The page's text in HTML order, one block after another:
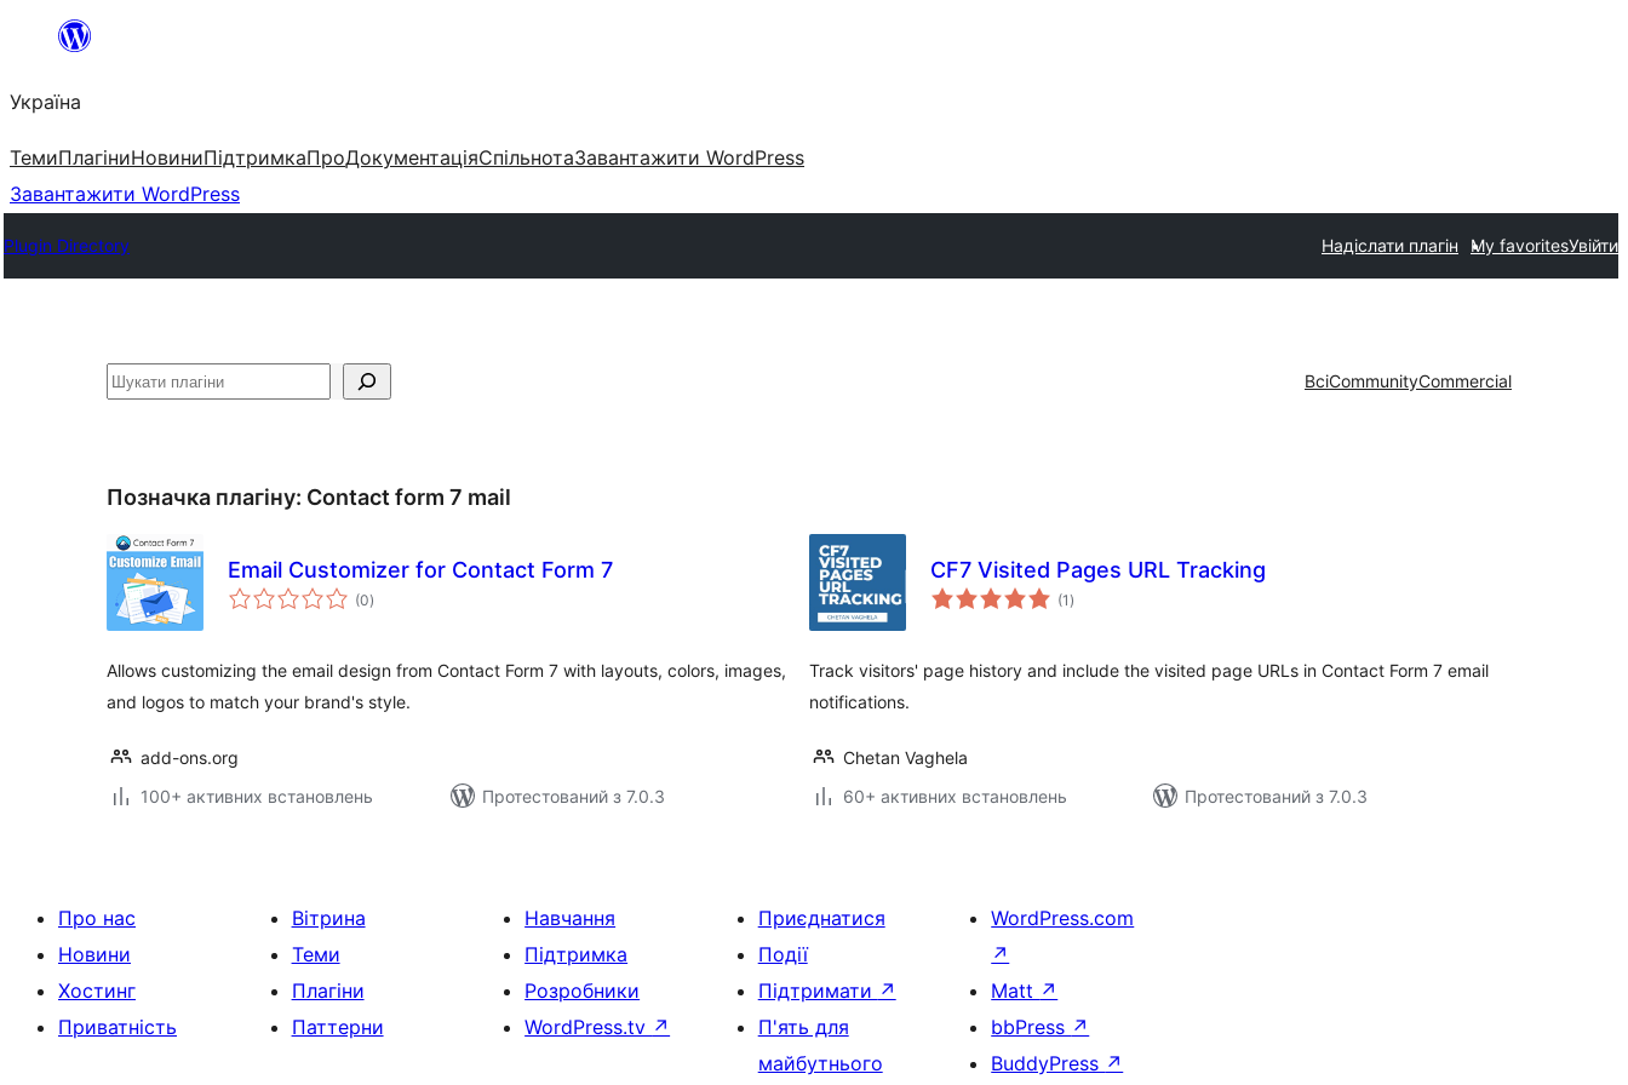
Перейти
вмісту
Україна
ТемиПлагіниНовиниПідтримкаПроДокументаціяСпільнотаЗавантажити WordPress
Завантажити WordPress
Plugin Directory Надіслати плагін My favoritesУвійти
Пошук ВсіCommunityCommercial
Позначка плагіну: Contact form 7 mail
Email Customizer for Contact Form 7
(0загальний
рейтинг
)
Allows customizing the email design from Contact Form 7 with layouts, colors, images,
and logos to match your brand's style.
add-ons.org
100+ активних встановлень
Протестований з 7.0.3
CF7 Visited Pages URL Tracking
(1 загальний
рейтинг
)
Track visitors' page history and include the visited page URLs in Contact Form 7 email
notifications.
Chetan Vaghela
60+ активних встановлень
Протестований з 7.0.3
Про нас
Новини
Хостинг
Приватність
Вітрина
Теми
Плагіни
Паттерни
Навчання
Підтримка
Розробники
WordPress.tv ↗
Приєднатися
Події
Підтримати ↗
П'ять для
майбутнього
WordPress.com
↗
Matt ↗
bbPress ↗
BuddyPress ↗